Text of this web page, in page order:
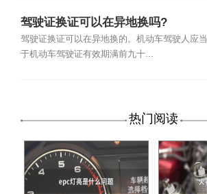
驾驶证换证可以在异地换吗?
驾驶证换证可以在异地换的。机动车驾驶人应当
于机动车驾驶证有效期满前九十...
热门阅读